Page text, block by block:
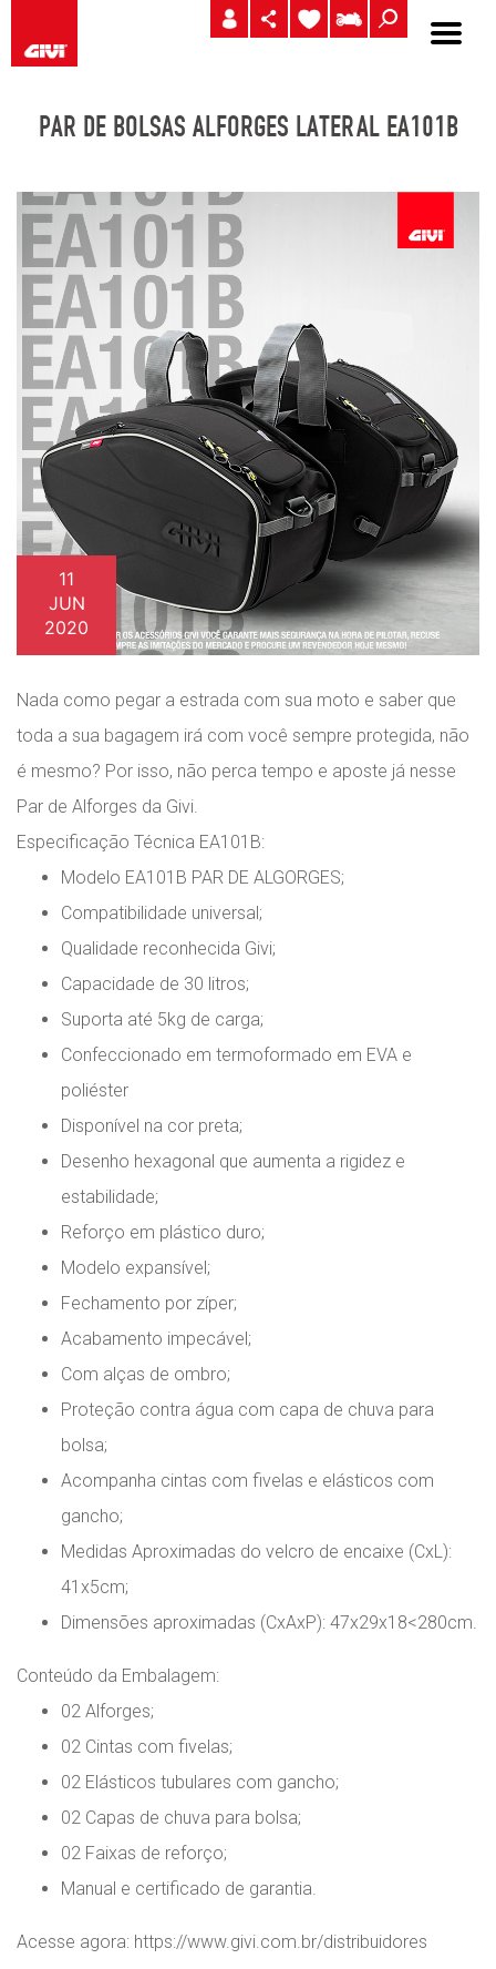
PAR DE BOLSAS ALFORGES LATERAL EA101B
11
JUN
2020
Nada como pegar a estrada com sua moto e saber que
toda a sua bagagem irá com você sempre protegida, não
é mesmo? Por isso, não perca tempo e aposte já nesse
Par de Alforges da Givi.
Especificação Técnica EA101B:
Modelo EA101B PAR DE ALGORGES;
Compatibilidade universal;
Qualidade reconhecida Givi;
Capacidade de 30 litros;
Suporta até 5kg de carga;
Confeccionado em termoformado em EVA e
poliéster
Disponível na cor preta;
Desenho hexagonal que aumenta a rigidez e
estabilidade;
Reforço em plástico duro;
Modelo expansível;
Fechamento por zíper;
Acabamento impecável;
Com alças de ombro;
Proteção contra água com capa de chuva para
bolsa;
Acompanha cintas com fivelas e elásticos com
gancho;
Medidas Aproximadas do velcro de encaixe (CxL):
41x5cm;
Dimensões aproximadas (CxAxP): 47x29x18<280cm.
Conteúdo da Embalagem:
02 Alforges;
02 Cintas com fivelas;
02 Elásticos tubulares com gancho;
02 Capas de chuva para bolsa;
02 Faixas de reforço;
Manual e certificado de garantia.
Acesse agora: https://www.givi.com.br/distribuidores